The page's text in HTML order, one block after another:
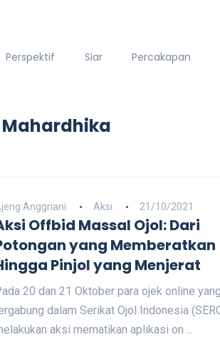
Perspektif Siar Percakapan
Anggriani Aksi 21/10/2021
Offbid Massal Ojol: Dari
yang Memberatkan
Pinjol yang Menjerat
20 dan 21 Oktober para ojek online yang
dalam Serikat Ojol Indonesia
aksi mematikan aplikasi on ...